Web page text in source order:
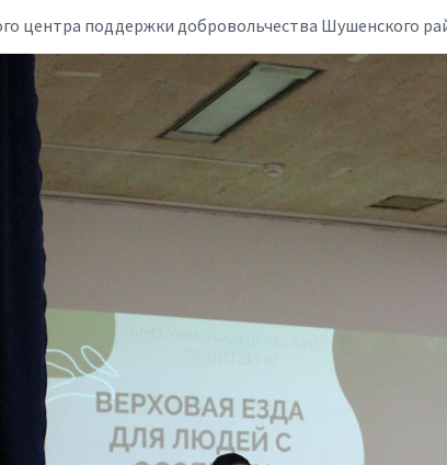
центра поддержки добровольчества Шушенского